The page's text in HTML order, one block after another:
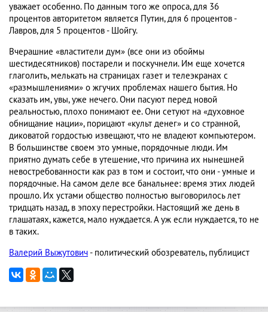
уважает особенно. По данным того же опроса, для 36
процентов авторитетом является Путин, для 6 процентов -
Лавров, для 5 процентов - Шойгу.
Вчерашние «властители дум» (все они из обоймы
шестидесятников) постарели и поскучнели. Им еще хочется
глаголить, мелькать на страницах газет и телеэкранах с
«размышлениями» о жгучих проблемах нашего бытия. Но
сказать им, увы, уже нечего. Они пасуют перед новой
реальностью, плохо понимают ее. Они сетуют на «духовное
обнищание нации», порицают «культ денег» и со странной,
диковатой гордостью извещают, что не владеют компьютером.
В большинстве своем это умные, порядочные люди. Им
приятно думать себе в утешение, что причина их нынешней
невостребованности как раз в том и состоит, что они - умные и
порядочные. На самом деле все банальнее: время этих людей
прошло. Их устами общество полностью выговорилось лет
тридцать назад, в эпоху перестройки. Настоящий же день в
глашатаях, кажется, мало нуждается. А уж если нуждается, то не
в таких.
Валерий Выжутович- политический обозреватель, публицист